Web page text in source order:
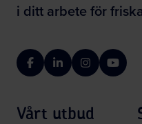
i ditt arbete för
FacebookLinkedInInstagram
Vårt utbud